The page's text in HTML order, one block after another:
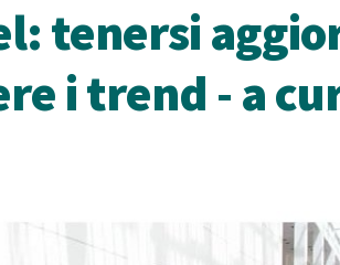
tenersi
i trend - a